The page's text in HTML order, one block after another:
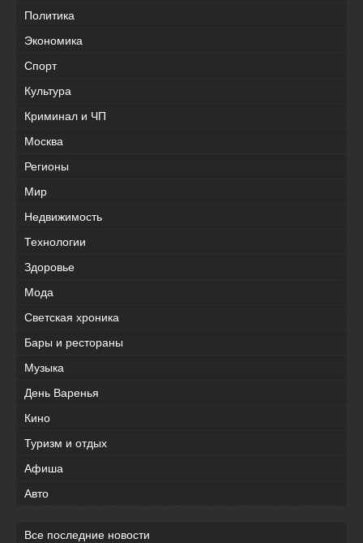
Политика
Экономика
Спорт
Культура
Криминал и ЧП
Москва
Регионы
Мир
Недвижимость
Технологии
Здоровье
Мода
Светская хроника
Бары и рестораны
Музыка
День Варенья
Кино
Туризм и отдых
Афиша
Авто
Все последние новости